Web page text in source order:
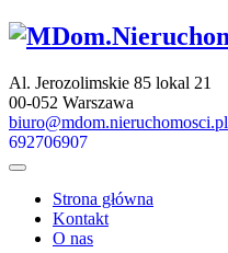
Al. Jerozolimskie 85 lokal 21
00-052 Warszawa
biuro@mdom.nieruchomosci.pl
692706907
Strona główna
Kontakt
O nas